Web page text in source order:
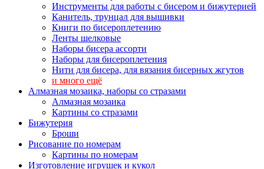
Инструменты для работы с бисером и бижутерией
Канитель, трунцал для вышивки
Книги по бисероплетению
Ленты шелковые
Наборы бисера ассорти
Наборы для бисероплетения
Нити для бисера, для вязания бисерных жгутов
и много ещё
Алмазная мозаика, наборы со стразами
Алмазная мозаика
Картины co стразами
Бижутерия
Броши
Рисование по номерам
Картины по номерам
Изготовление игрушек и кукол